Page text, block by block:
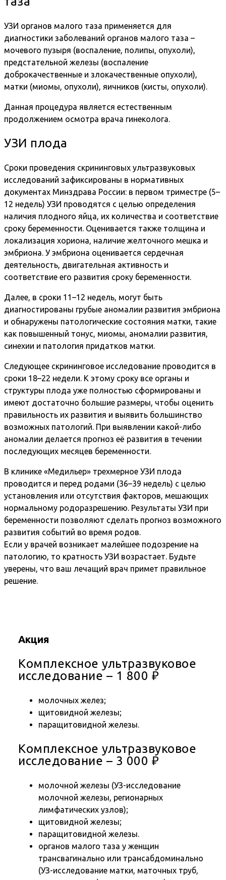
УЗИ органов малого таза применяется для
диагностики заболеваний органов малого таза –
мочевого пузыря (воспаление, полипы, опухоли),
предстательной железы (воспаление
доброкачественные и злокачественные опухоли),
матки (миомы, опухоли), яичников (кисты, опухоли).
Данная процедура является естественным
продолжением осмотра врача гинеколога.
УЗИ плода
Сроки проведения скрининговых ультразвуковых
исследований зафиксированы в нормативных
документах Минздрава России: в первом триместре (5–
12 недель) УЗИ проводятся с целью определения
наличия плодного яйца, их количества и соответствие
сроку беременности. Оценивается также толщина и
локализация хориона, наличие желточного мешка и
эмбриона. У эмбриона оценивается сердечная
деятельность, двигательная активность и
соответствие его развития сроку беременности.
Далее, в сроки 11–12 недель, могут быть
диагностированы грубые аномалии развития эмбриона
и обнаружены патологические состояния матки, такие
как повышенный тонус, миомы, аномалии развития,
синехии и патология придатков матки.
Следующее скрининговое исследование проводится в
сроки 18–22 недели. К этому сроку все органы и
структуры плода уже полностью сформированы и
имеют достаточно большие размеры, чтобы оценить
правильность их развития и выявить большинство
возможных патологий. При выявлении какой-либо
аномалии делается прогноз её развития в течении
последующих месяцев беременности.
В клинике «Медильер» трехмерное УЗИ плода
проводится и перед родами (36–39 недель) с целью
установления или отсутствия факторов, мешающих
нормальному родоразрешению. Результаты УЗИ при
беременности позволяют сделать прогноз возможного
развития событий во время родов.
Если у врачей возникает малейшее подозрение на
патологию, то кратность УЗИ возрастает. Будьте
уверены, что ваш лечащий врач примет правильное
решение.
Акция
Комплексное ультразвуковое
исследование – 1 800 ₽
молочных желез;
щитовидной железы;
паращитовидной железы.
Комплексное ультразвуковое
исследование – 3 000 ₽
молочной железы (УЗ-исследование
молочной железы, регионарных
лимфатических узлов);
щитовидной железы;
паращитовидной железы.
органов малого таза у женщин
трансвагинально или трансабдоминально
(УЗ-исследование матки, маточных труб,